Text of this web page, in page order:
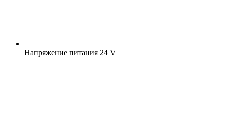
Напряжение питания 24 V